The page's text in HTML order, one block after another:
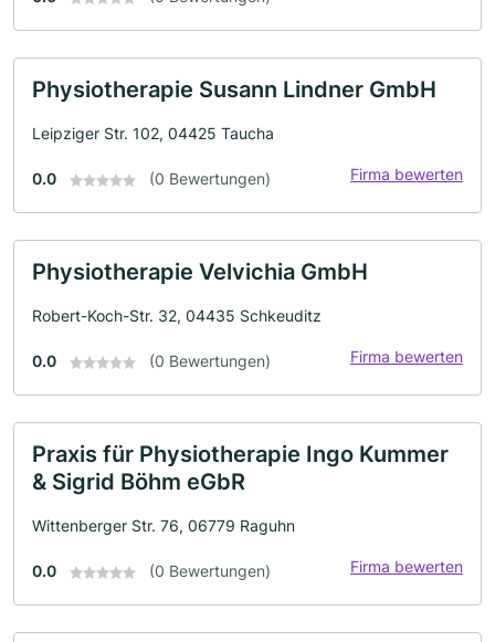
Physiotherapie Susann Lindner GmbH
Leipziger Str. 102, 04425 Taucha
0.0 (0 Bewertungen) Firma bewerten
Physiotherapie Velvichia GmbH
Robert-Koch-Str. 32, 04435 Schkeuditz
0.0 (0 Bewertungen) Firma bewerten
Praxis für Physiotherapie Ingo Kummer
& Sigrid Böhm eGbR
Wittenberger Str. 76, 06779 Raguhn
0.0 (0 Bewertungen) Firma bewerten